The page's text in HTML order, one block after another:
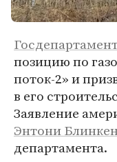
позицию по
поток-2» и
в его
Заявление
Энтони
департамента.